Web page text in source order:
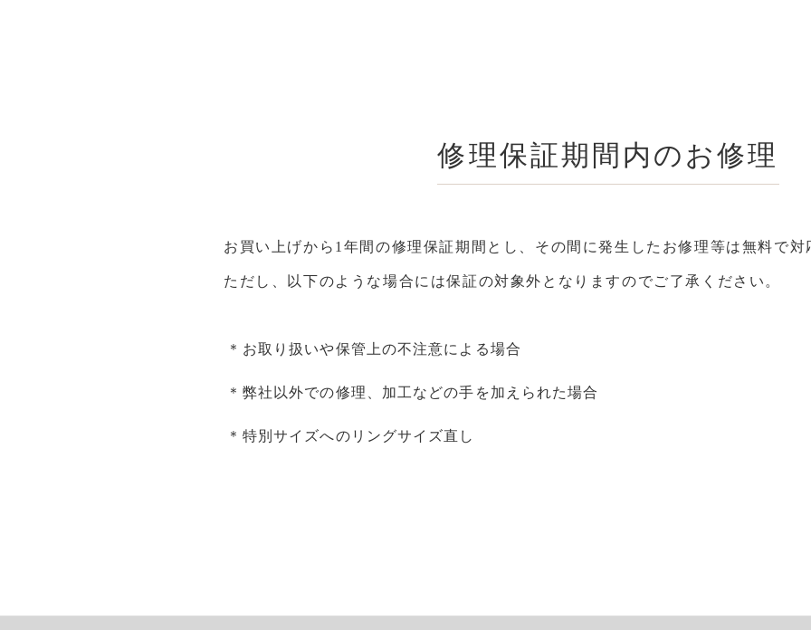
修理保証期間内のお修理
お買い上げから1年間の修理保証期間とし、その間に発生したお修理等は無料で対
ただし、以下のような場合には保証の対象外となりますのでご了承ください。
お取り扱いや保管上の不注意による場合
弊社以外での修理、加工などの手を加えられた場合
特別サイズへのリングサイズ直し